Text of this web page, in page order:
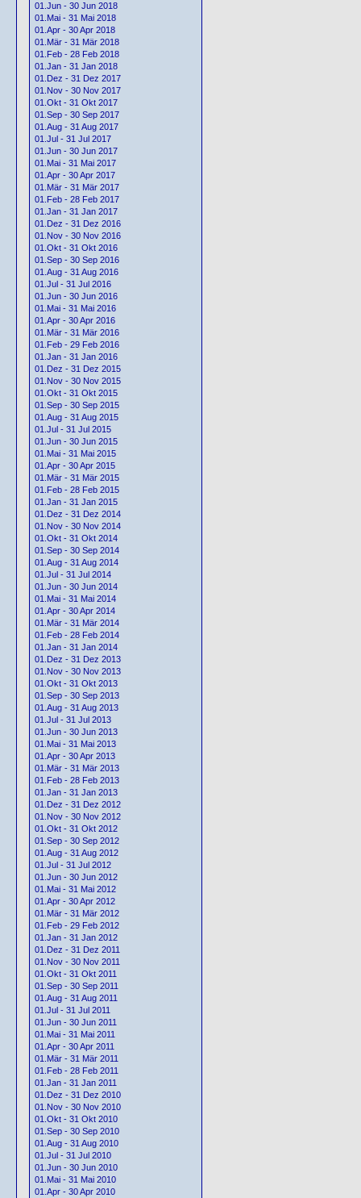
01.Jun - 30 Jun 2018
01.Mai - 31 Mai 2018
01.Apr - 30 Apr 2018
01.Mär - 31 Mär 2018
01.Feb - 28 Feb 2018
01.Jan - 31 Jan 2018
01.Dez - 31 Dez 2017
01.Nov - 30 Nov 2017
01.Okt - 31 Okt 2017
01.Sep - 30 Sep 2017
01.Aug - 31 Aug 2017
01.Jul - 31 Jul 2017
01.Jun - 30 Jun 2017
01.Mai - 31 Mai 2017
01.Apr - 30 Apr 2017
01.Mär - 31 Mär 2017
01.Feb - 28 Feb 2017
01.Jan - 31 Jan 2017
01.Dez - 31 Dez 2016
01.Nov - 30 Nov 2016
01.Okt - 31 Okt 2016
01.Sep - 30 Sep 2016
01.Aug - 31 Aug 2016
01.Jul - 31 Jul 2016
01.Jun - 30 Jun 2016
01.Mai - 31 Mai 2016
01.Apr - 30 Apr 2016
01.Mär - 31 Mär 2016
01.Feb - 29 Feb 2016
01.Jan - 31 Jan 2016
01.Dez - 31 Dez 2015
01.Nov - 30 Nov 2015
01.Okt - 31 Okt 2015
01.Sep - 30 Sep 2015
01.Aug - 31 Aug 2015
01.Jul - 31 Jul 2015
01.Jun - 30 Jun 2015
01.Mai - 31 Mai 2015
01.Apr - 30 Apr 2015
01.Mär - 31 Mär 2015
01.Feb - 28 Feb 2015
01.Jan - 31 Jan 2015
01.Dez - 31 Dez 2014
01.Nov - 30 Nov 2014
01.Okt - 31 Okt 2014
01.Sep - 30 Sep 2014
01.Aug - 31 Aug 2014
01.Jul - 31 Jul 2014
01.Jun - 30 Jun 2014
01.Mai - 31 Mai 2014
01.Apr - 30 Apr 2014
01.Mär - 31 Mär 2014
01.Feb - 28 Feb 2014
01.Jan - 31 Jan 2014
01.Dez - 31 Dez 2013
01.Nov - 30 Nov 2013
01.Okt - 31 Okt 2013
01.Sep - 30 Sep 2013
01.Aug - 31 Aug 2013
01.Jul - 31 Jul 2013
01.Jun - 30 Jun 2013
01.Mai - 31 Mai 2013
01.Apr - 30 Apr 2013
01.Mär - 31 Mär 2013
01.Feb - 28 Feb 2013
01.Jan - 31 Jan 2013
01.Dez - 31 Dez 2012
01.Nov - 30 Nov 2012
01.Okt - 31 Okt 2012
01.Sep - 30 Sep 2012
01.Aug - 31 Aug 2012
01.Jul - 31 Jul 2012
01.Jun - 30 Jun 2012
01.Mai - 31 Mai 2012
01.Apr - 30 Apr 2012
01.Mär - 31 Mär 2012
01.Feb - 29 Feb 2012
01.Jan - 31 Jan 2012
01.Dez - 31 Dez 2011
01.Nov - 30 Nov 2011
01.Okt - 31 Okt 2011
01.Sep - 30 Sep 2011
01.Aug - 31 Aug 2011
01.Jul - 31 Jul 2011
01.Jun - 30 Jun 2011
01.Mai - 31 Mai 2011
01.Apr - 30 Apr 2011
01.Mär - 31 Mär 2011
01.Feb - 28 Feb 2011
01.Jan - 31 Jan 2011
01.Dez - 31 Dez 2010
01.Nov - 30 Nov 2010
01.Okt - 31 Okt 2010
01.Sep - 30 Sep 2010
01.Aug - 31 Aug 2010
01.Jul - 31 Jul 2010
01.Jun - 30 Jun 2010
01.Mai - 31 Mai 2010
01.Apr - 30 Apr 2010